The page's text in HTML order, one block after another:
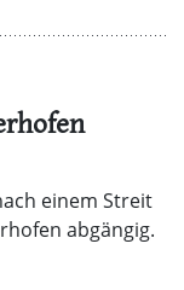
einem Streit
abgängig.